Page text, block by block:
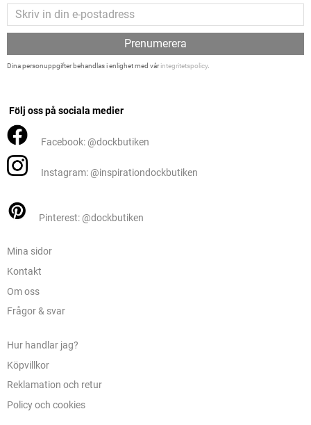
Prenumerera
Dina personuppgifter behandlas i enlighet med vårintegritetspolicy.
Följ oss på sociala medier
Facebook: @dockbutiken
Instagram: @inspirationdockbutiken
Pinterest: @dockbutiken
Mina sidor
Kontakt
Om oss
Frågor & svar
Hur handlar jag?
Köpvillkor
Reklamation och retur
Policy och cookies